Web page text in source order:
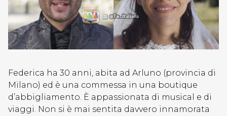
Federica ha 30 anni, abita ad Arluno (provincia di
Milano) ed è una commessa in una boutique
d’abbigliamento. È appassionata di musical e di
viaggi. Non si è mai sentita davvero innamorata